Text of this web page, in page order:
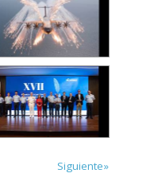
Siguiente»